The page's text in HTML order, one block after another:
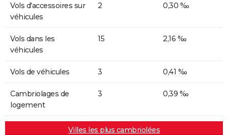
Vols d'accessoires sur
véhicules
2 0,30 ‰
Vols dans les
véhicules
15 2,16 ‰
Vols de véhicules 3 0,41 ‰
Cambriolages de
logement
3 0,39 ‰
Villes les plus cambriolées